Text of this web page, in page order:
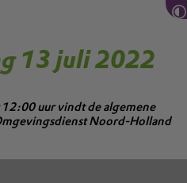
13 juli 2022
uur vindt de algemene
Noord-Holland